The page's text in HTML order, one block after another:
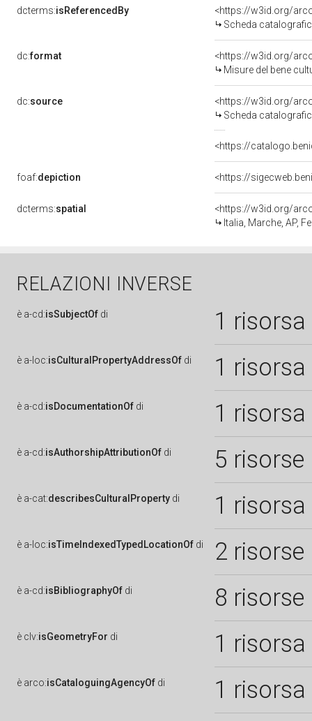
dcterms:isReferencedBy
<https://w3id.org/
Scheda
dc:format
<https://w3id.org/
Misure del bene
dc:source
<https://w3id.org/
Scheda
<https://
foaf:depiction <https://
dcterms:spatial
<https://w3id.org/
Italia, Marche, AP,
RELAZIONI INVERSE
è a-cd:isSubjectOf di 1 risorsa
è a-loc:isCulturalPropertyAddressOf di 1 risorsa
è a-cd:isDocumentationOf di 1 risorsa
è a-cd:isAuthorshipAttributionOf di 5 risorse
è a-cat:describesCulturalProperty di 1 risorsa
è a-loc:isTimeIndexedTypedLocationOf di 2 risorse
è a-cd:isBibliographyOf di 8 risorse
è clv:isGeometryFor di 1 risorsa
è arco:isCataloguingAgencyOf di 1 risorsa